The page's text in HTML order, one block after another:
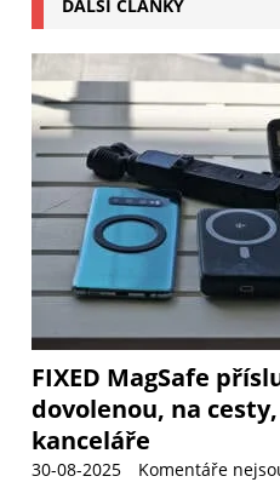
DALŠÍ ČLÁNKY
FIXED MagSafe
dovolenou, na
kanceláře
30-08-2025
Komentáře